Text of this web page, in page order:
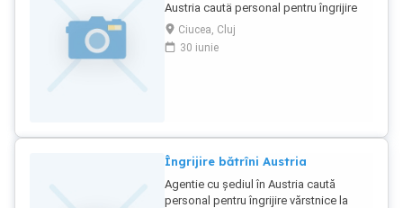
Austria cautä personal pentru îngrijire
bătrîni. Cerințe:limba germanä la nivel
mediu Salarul:2000 euro pe lună
+asigurarea +bani de transport. Nu
Ciucea, Cluj
30 iunie
Îngrijire bătrîni Austria
Agentie cu șediul în Austria caută
personal pentru îngrijire vărstnice la